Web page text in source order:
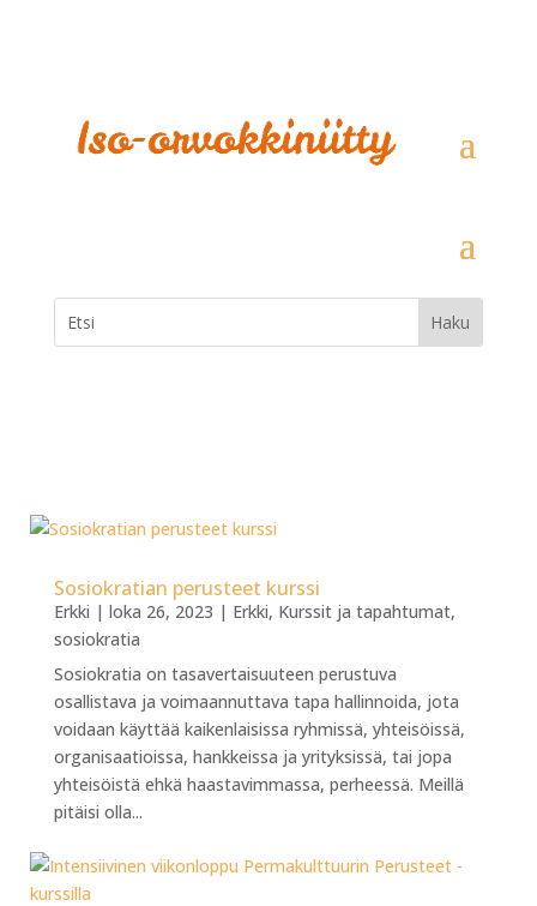
Sosiokratian perusteet kurssi
Erkki | loka 26, 2023 | Erkki, Kurssit ja tapahtumat,
sosiokratia
Sosiokratia on tasavertaisuuteen perustuva
osallistava ja voimaannuttava tapa hallinnoida, jota
voidaan käyttää kaikenlaisissa ryhmissä, yhteisöissä,
organisaatioissa, hankkeissa ja yrityksissä, tai jopa
yhteisöistä ehkä haastavimmassa, perheessä. Meillä
pitäisi olla...